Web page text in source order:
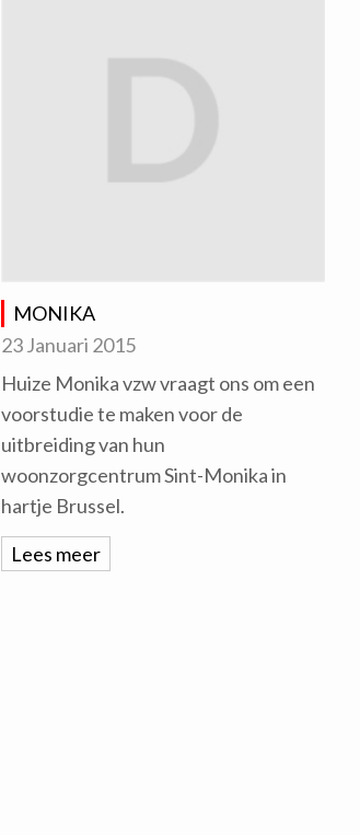
MONIKA
23 Januari 2015
Huize Monika vzw vraagt ons om een
voorstudie te maken voor de
uitbreiding van hun
woonzorgcentrum Sint-Monika in
hartje Brussel.
Lees meer